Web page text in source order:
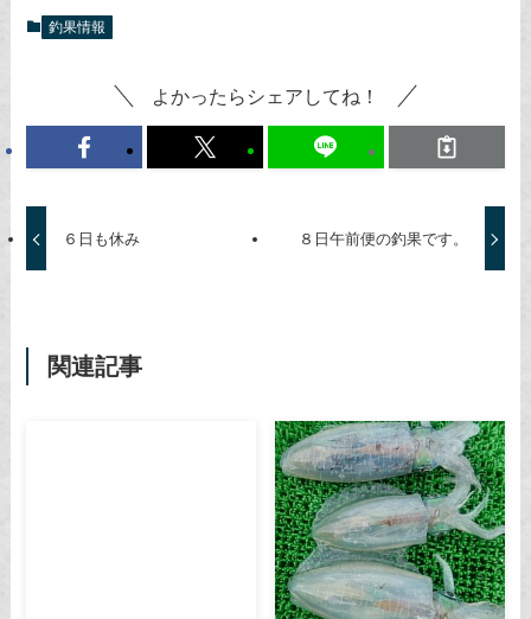
釣果情報
よかったらシェアしてね！
６日も休み ８日午前便の釣果です。
関連記事